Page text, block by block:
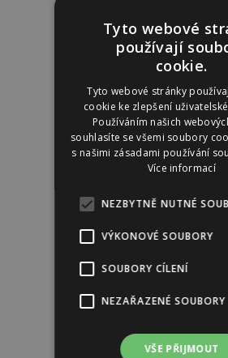
Tyto webové
používají
cookie.
Tyto webové stránky
cookie ke zlepšení
Používáním našich
souhlasíte se všemi soubory
s našimi zásadami používání
Více informací
NEZBYTNĚ NUTNÉ
VÝKONOVÉ SOUBORY
SOUBORY CÍLENÍ
NEZAŘAZENÉ SOUBORY
VŠE PŘIJMOUT